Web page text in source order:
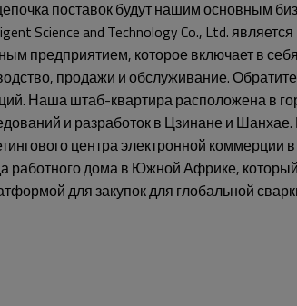
поставок будут нашим основным
Science and Technology Co., Ltd. является
предприятием, которое включает в
продажи и обслуживание.
Наша штаб-квартира расположена в
и разработок в Цзинане и
центра электронной коммерции
работного дома в Южной Африке,
для закупок для глобальной